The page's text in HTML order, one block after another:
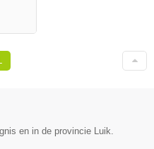
en in de provincie Luik.